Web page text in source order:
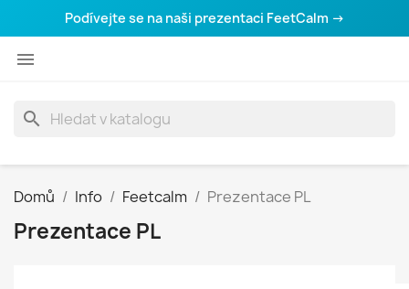
Podívejte se na naši prezentaci FeetCalm →

search
Domů Info Feetcalm Prezentace PL
Prezentace PL